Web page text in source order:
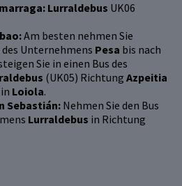
Lurraldebus UK06
Am besten nehmen Sie
Unternehmens Pesa bis nach
Sie in einen Bus des
(UK05) Richtung Azpeitia
Loiola.
Sebastián: Nehmen Sie den Bus
Lurraldebus in Richtung